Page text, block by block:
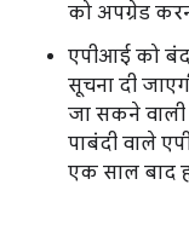
को अपग्रेड
एपीआई को
सूचना दी
जा सकने वाली
पाबंदी वाले
एक साल बाद